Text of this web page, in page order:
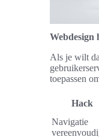
Webdesign
Als je wilt
toepassen
Hack
Navigatie